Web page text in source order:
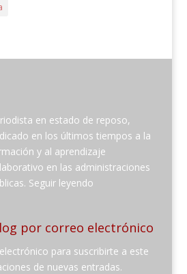
en estado de reposo,
en los últimos tiempos a la
y al aprendizaje
en las administraciones
Seguir leyendo
por correo electrónico
para suscribirte a este
de nuevas entradas.